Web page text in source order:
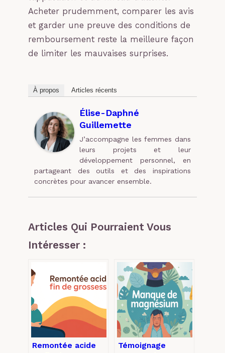
Acheter prudemment, comparer les avis
et garder une preuve des conditions de
remboursement reste la meilleure façon
de limiter les mauvaises surprises.
À propos Articles récents
Élise-Daphné
Guillemette
J’accompagne les femmes dans
leurs projets et leur
développement personnel, en
partageant des outils et des inspirations
concrètes pour avancer ensemble.
Articles Qui Pourraient Vous
Intéresser :
Remontée acide
Témoignage